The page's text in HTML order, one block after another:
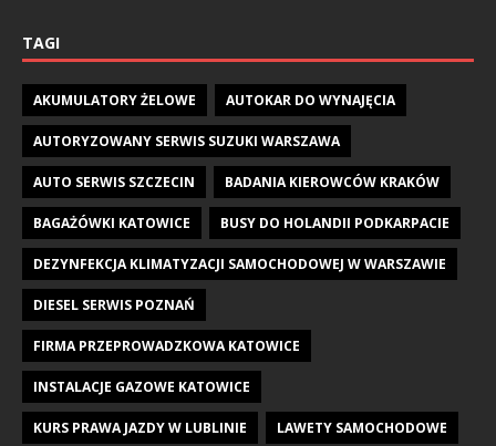
TAGI
AKUMULATORY ŻELOWE AUTOKAR DO WYNAJĘCIA
AUTORYZOWANY SERWIS SUZUKI WARSZAWA
AUTO SERWIS SZCZECIN BADANIA KIEROWCÓW KRAKÓW
BAGAŻÓWKI KATOWICE BUSY DO HOLANDII PODKARPACIE
DEZYNFEKCJA KLIMATYZACJI SAMOCHODOWEJ W WARSZAWIE
DIESEL SERWIS POZNAŃ
FIRMA PRZEPROWADZKOWA KATOWICE
INSTALACJE GAZOWE KATOWICE
KURS PRAWA JAZDY W LUBLINIE LAWETY SAMOCHODOWE